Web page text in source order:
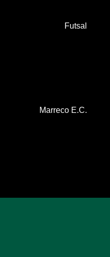
Futsal
Marreco E.C.